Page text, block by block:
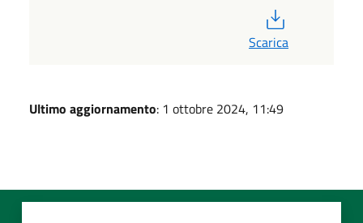
Scarica
Ultimo aggiornamento: 1 ottobre 2024, 11:49